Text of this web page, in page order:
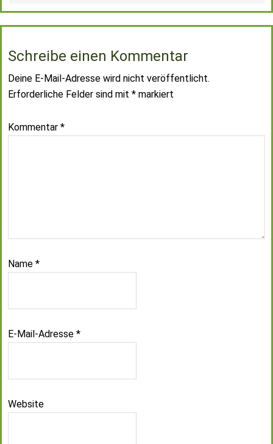
Schreibe einen Kommentar
Deine E-Mail-Adresse wird nicht veröffentlicht.
Erforderliche Felder sind mit * markiert
Kommentar *
Name *
E-Mail-Adresse *
Website